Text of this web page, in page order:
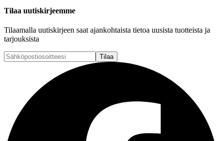
Tilaa uutiskirjeemme
Tilaamalla uutiskirjeen saat ajankohtaista tietoa uusista tuotteista ja
tarjouksista
Tilaa